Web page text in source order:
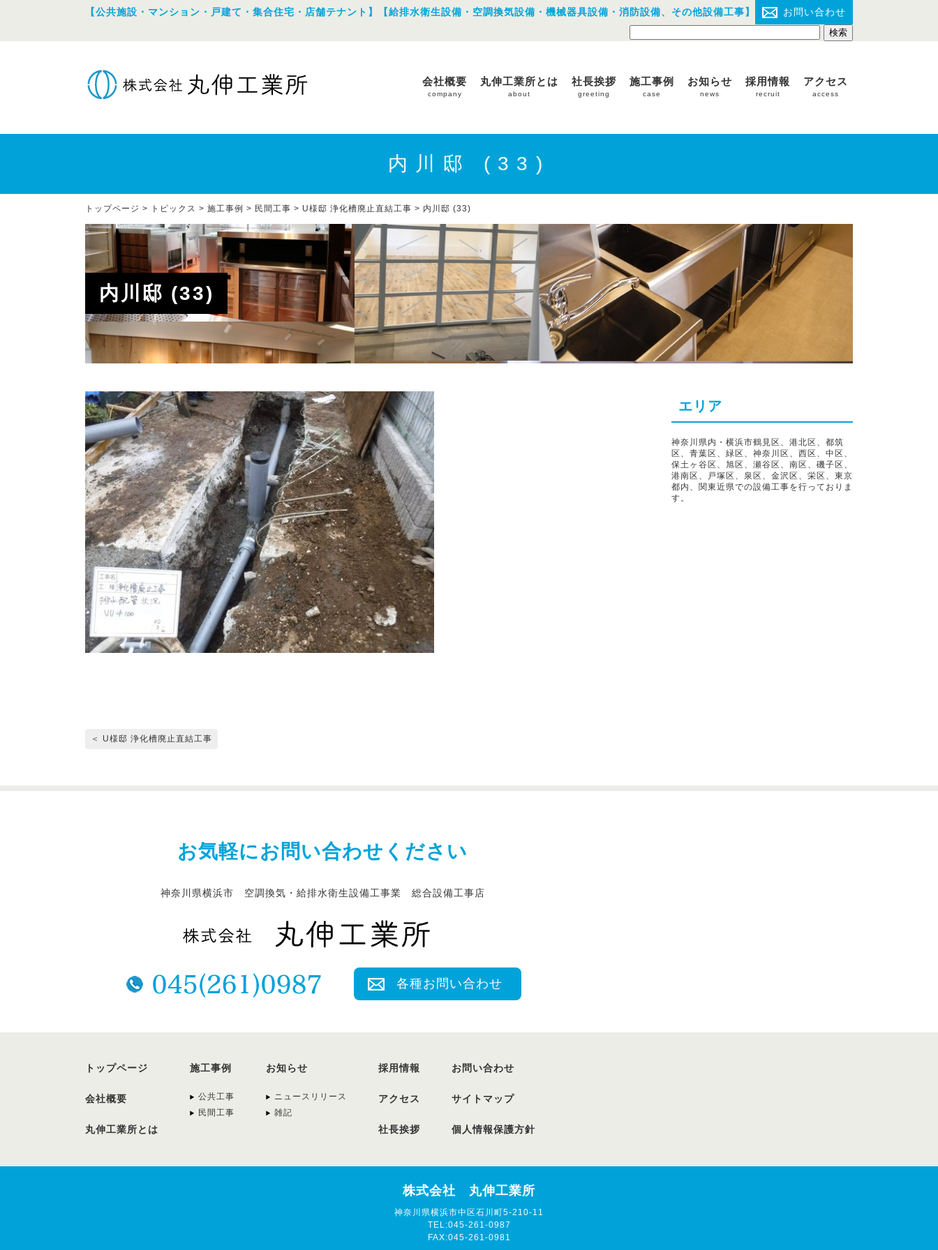
【公共施設・マンション・戸建て・集合住宅・店舗テナント】【給排水衛生設備・空調換気設備・機械器具設備・消防設備、その他設備工事】 お問い合わせ
会社概要
company
丸伸工業所とは
about
社長挨拶
greeting
施工事例
case
お知らせ
news
採用情報
recruit
アクセス
access
内川邸 (33)
トップページ > トピックス > 施工事例 > 民間工事 > U様邸 浄化槽廃止直結工事 > 内川邸 (33)
内川邸 (33)
＜ U様邸 浄化槽廃止直結工事
エリア
神奈川県内・横浜市鶴見区、港北区、都筑
区、青葉区、緑区、神奈川区、西区、中区、
保土ヶ谷区、旭区、瀬谷区、南区、磯子区、
港南区、戸塚区、泉区、金沢区、栄区、東京
都内、関東近県での設備工事を行っておりま
す。
お気軽にお問い合わせください
神奈川県横浜市 空調換気・給排水衛生設備工事業 総合設備工事店
各種お問い合わせ
トップページ
会社概要
丸伸工業所とは
施工事例
公共工事
民間工事
お知らせ
ニュースリリース
雑記
採用情報
アクセス
社長挨拶
お問い合わせ
サイトマップ
個人情報保護方針
株式会社 丸伸工業所
神奈川県横浜市中区石川町5-210-11
TEL:045-261-0987
FAX:045-261-0981